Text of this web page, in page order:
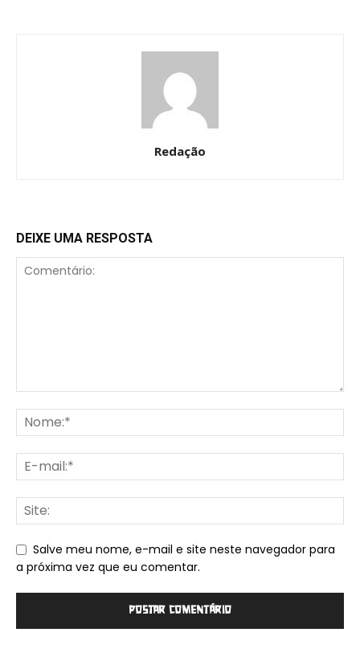
Redação
DEIXE UMA RESPOSTA
Salve meu nome, e-mail e site neste navegador para
a próxima vez que eu comentar.